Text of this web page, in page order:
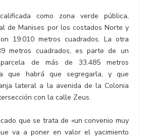
como zona verde pública,
de Manises por los costados Norte y
19.010 metros cuadrados. La otra
metros cuadrados, es parte de un
de más de 33.485 metros
que habrá que segregarla, y que
lateral a la avenida de la Colonia
con la calle Zeus.
que se trata de «un convenio muy
va a poner en valor el yacimiento